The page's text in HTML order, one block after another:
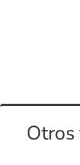
Otros